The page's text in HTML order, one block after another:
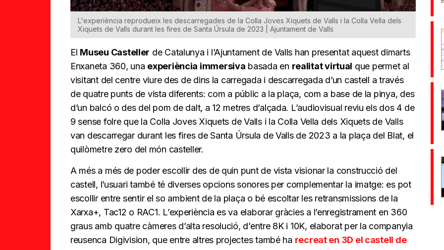
L'experiència reprodueix les descarregades de la Colla Joves Xiquets de Valls i la Colla Vella dels
Xiquets de Valls durant les fires de Santa Úrsula de 2023 | Ajuntament de Valls
El Museu Casteller de Catalunya i l’Ajuntament de Valls han presentat aquest dimarts
Enxaneta 360, una experiència immersiva basada en realitat virtual que permet al
visitant del centre viure des de dins la carregada i descarregada d’un castell a través
de quatre punts de vista diferents: com a públic a la plaça, com a base de la pinya, des
d’un balcó o des del pom de dalt, a 12 metres d’alçada. L’audiovisual reviu els dos 4 de
9 sense folre que la Colla Joves Xiquets de Valls i la Colla Vella dels Xiquets de Valls
van descarregar durant les fires de Santa Úrsula de Valls de 2023 a la plaça del Blat, el
quilòmetre zero del món casteller.
A més a més de poder escollir des de quin punt de vista visionar la construcció del
castell, l’usuari també té diverses opcions sonores per complementar la imatge: es pot
escollir entre sentir el so ambient de la plaça o bé escoltar les retransmissions de la
Xarxa+, Tac12 o RAC1. L’experiència es va elaborar gràcies a l’enregistrament en 360
graus amb quatre càmeres d’alta resolució, d’entre 8K i 10K, elaborat per la companyia
reusenca Digivision, que entre altres projectes també ha recreat en 3D el castell de